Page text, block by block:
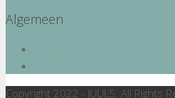
Algemeen
Copyright 2022 - JUULS. All